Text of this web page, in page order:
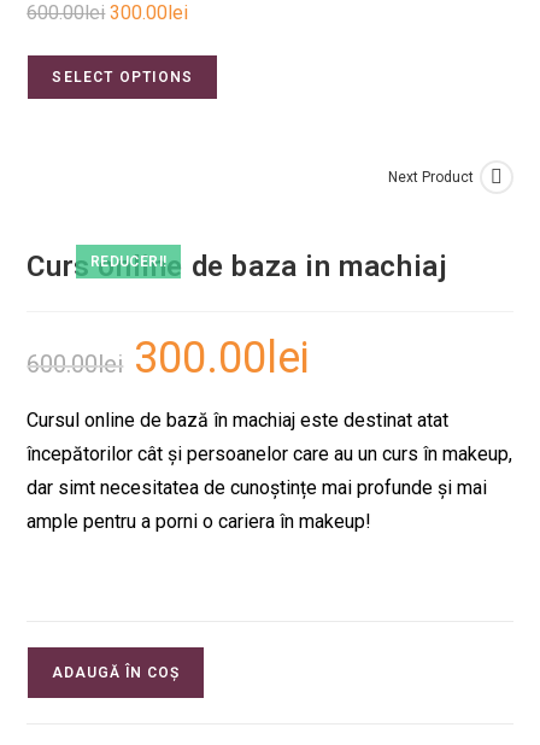
600.00lei 300.00lei
SELECT OPTIONS
REDUCERI!
Next Product
Curs online de baza in machiaj
600.00lei 300.00 lei
Cursul online de bază în machiaj este destinat atat
începătorilor cât și persoanelor care au un curs în makeup,
dar simt necesitatea de cunoștințe mai profunde și mai
ample pentru a porni o cariera în makeup!
ADAUGĂ ÎN COȘ